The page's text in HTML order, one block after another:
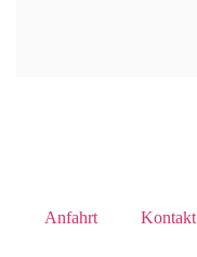
Anfahrt Kontakt